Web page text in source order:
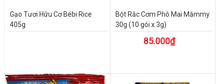
Gạo Tươi Hữu Cơ Bébi Rice
405g
Bột Rắc Cơm Phô Mai Mămmy
30g (10 gói x 3g)
85.000₫